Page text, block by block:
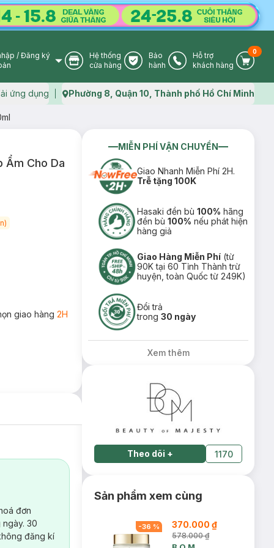
User Icon
/ Đăng ký
Store Icon
Hệ thống
cửa hàng
Warranty Icon
Bảo
hành
Phone Icon
Hỗ trợ
khách hàng
Cart
0
ứng dụng Map icon
Phường 8, Quận 10, Thành phố Hồ Chí Minh
Ẩm Cho Da
giao hàng 2H
đơn
30
đăng kí
MIỄN PHÍ VẬN CHUYỂN
Giao Nhanh Miễn Phí 2H.
Trễ tặng 100K
Hasaki đền bù100% hãng
đền bù100% nếu phát hiện
hàng giả
Giao Hàng Miễn Phí (từ
90K tại 60 Tỉnh Thành trừ
huyện, toàn Quốc từ 249K)
Đổi trả
trong30 ngày
Xem thêm
Theo dõi + 1170
Sản phẩm xem cùng
-36 % 370.000 ₫
578.000 ₫